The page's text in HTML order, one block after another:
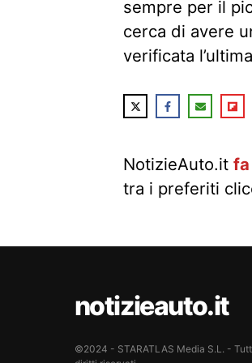
sempre per il
cerca di avere
verificata
NotizieAuto.it
tra i preferiti
notizieauto.it
©2024 - STARATLAS Media S.L. -